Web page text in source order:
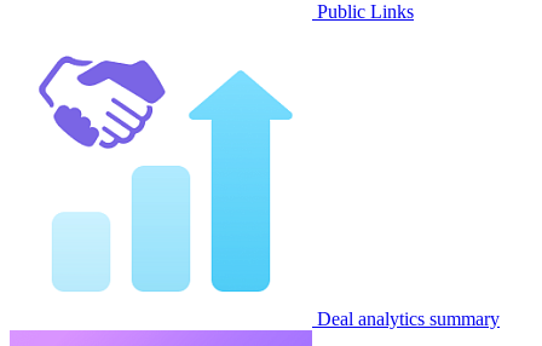
Public Links
Deal analytics summary